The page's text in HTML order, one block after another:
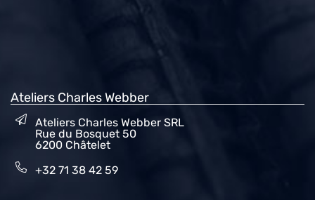
Ateliers Charles Webber
Ateliers Charles Webber SRL
Rue du Bosquet 50
6200 Châtelet
+32 71 38 42 59